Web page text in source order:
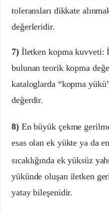
toleransları dikkate
değerleridir.
7)İletken kopma kuvveti:
bulunan teorik kopma
kataloglarda “kopma
değerdir.
8)En büyük çekme
esas olan ek yükte ya da
sıcaklığında ek yüksüz
yükünde oluşan iletken
yatay bileşenidir.